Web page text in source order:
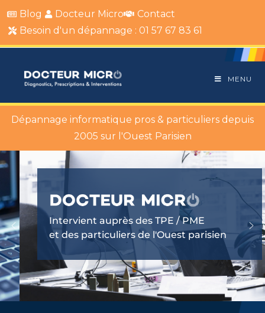
Blog Docteur Micro
Contact
Besoin d'un dépannage : 01 57 67 83 61
MENU
Dépannage informatique pros & particuliers depuis
2005 sur l'Ouest Parisien
Intervient auprès des TPE / PME
et des particuliers de l'Ouest parisien